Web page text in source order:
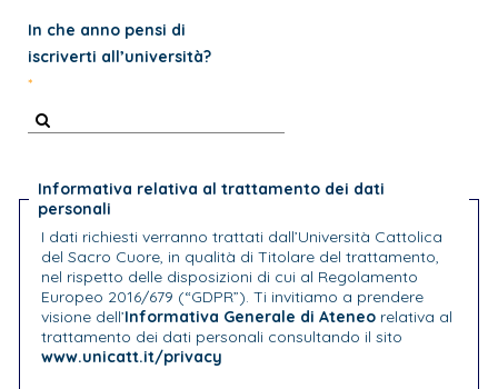
In che anno pensi di
iscriverti all’università?
Informativa relativa al trattamento dei dati
personali
I dati richiesti verranno trattati dall’Università Cattolica
del Sacro Cuore, in qualità di Titolare del trattamento,
nel rispetto delle disposizioni di cui al Regolamento
Europeo 2016/679 (“GDPR”). Ti invitiamo a prendere
visione dell’Informativa Generale di Ateneo relativa al
trattamento dei dati personali consultando il sito
www.unicatt.it/privacy